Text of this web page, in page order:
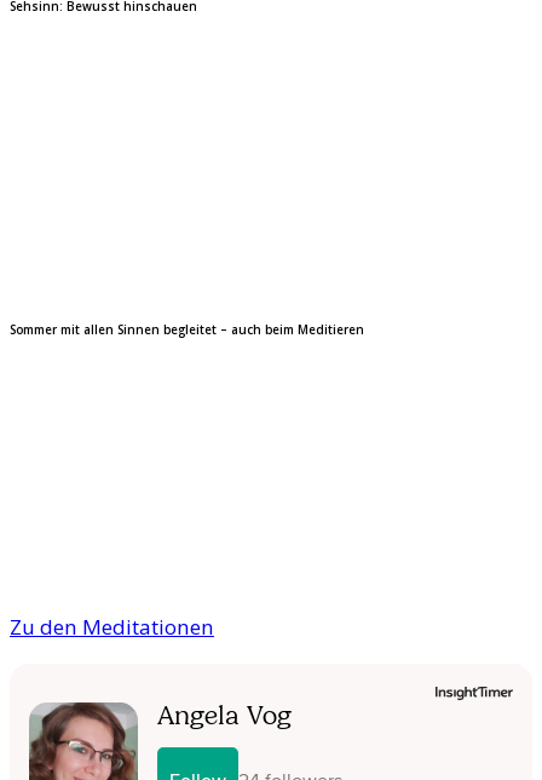
Sehsinn: Bewusst hinschauen
Sommer mit allen Sinnen begleitet – auch beim Meditieren
Zu den Meditationen